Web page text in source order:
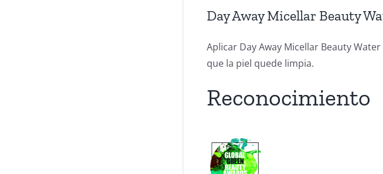
Day Away Micellar Beauty
Aplicar Day Away Micellar Beauty
que la piel quede limpia.
Reconocimiento